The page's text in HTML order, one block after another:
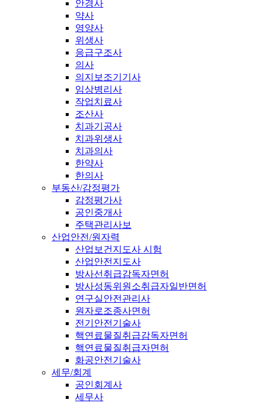
안경사
약사
영양사
위생사
응급구조사
의사
의지보조기기사
임상병리사
작업치료사
조산사
치과기공사
치과위생사
치과의사
한약사
한의사
부동산/감정평가
감정평가사
공인중개사
주택관리사보
산업안전/원자력
산업보건지도사 시험
산업안전지도사
방사선취급감독자면허
방사성동위원소취급자일반면허
연구실안전관리사
원자로조종사면허
전기안전기술사
핵연료물질취급감독자면허
핵연료물질취급자면허
화공안전기술사
세무/회계
공인회계사
세무사